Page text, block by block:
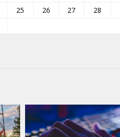
25 26 27 28